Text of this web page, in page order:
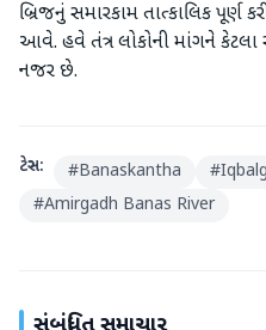
બ્રિજનું સમારકામ તાત્કાલિક પૂર્ણ
આવે. હવે તંત્ર લોકોની માંગને
નજર છે.
ટેગ્સ: #Banaskantha #
#Amirgadh Banas River